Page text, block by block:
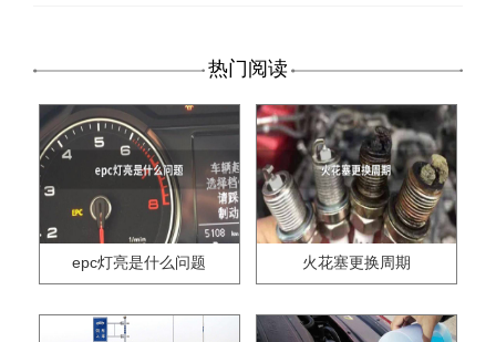
热门阅读
epc灯亮是什么问题 火花塞更换周期